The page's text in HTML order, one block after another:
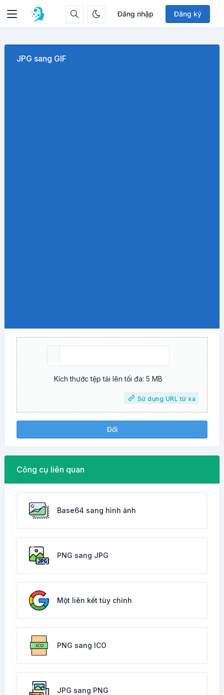
Đăng nhập Đăng ký
JPG sang GIF
Kích thước tệp tải lên tối đa: 5 MB
Sử dụng URL từ xa
Đổi
Công cụ liên quan
Base64 sang hình ảnh
PNG sang JPG
Một liên kết tùy chỉnh
PNG sang ICO
JPG sang PNG